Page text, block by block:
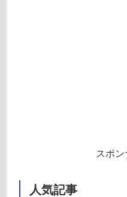
スポン
人気記事